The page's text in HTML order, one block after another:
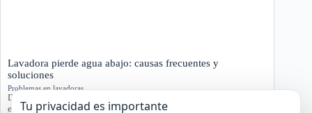
Lavadora pierde agua abajo: causas frecuentes y
soluciones
Problemas en lavadoras
Descubre por qué tu lavadora pierde agua por la parte inferior con
este análisis detallado.…
Tu privacidad es importante